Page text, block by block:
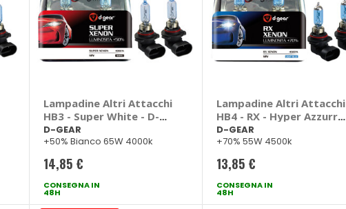
Lampadine Altri Attacchi
HB3 - Super White - D-
GEAR
D-GEAR
+50% Bianco 65W 4000k
14,85 €
CONSEGNA IN
48H
Lampadine Altri Attacchi
HB4 - RX - Hyper Azzurro
- D-GEAR
D-GEAR
+70% 55W 4500k
13,85 €
CONSEGNA IN
48H